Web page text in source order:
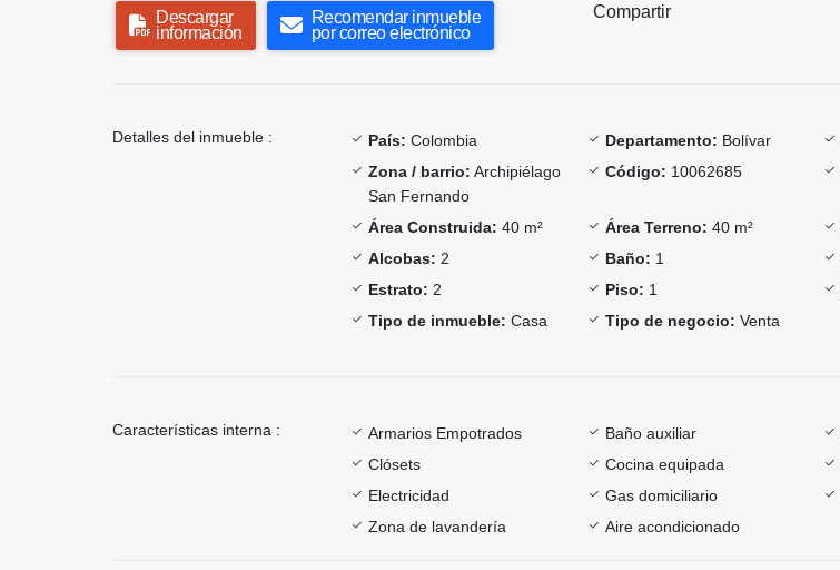
Descargar
información
Recomendar inmueble
por correo electrónico
Compartir
Detalles del inmueble : País: Colombia Departamento: Bolívar
Zona / barrio: Archipiélago
San Fernando
Código: 10062685
Área Construida: 40 m² Área Terreno: 40 m²
Alcobas: 2 Baño: 1
Estrato: 2 Piso: 1
Tipo de inmueble: Casa Tipo de negocio: Venta
Características interna : Armarios Empotrados Baño auxiliar
Clósets
Cocina equipada
Electricidad
Gas domiciliario
Zona de lavandería
Aire acondicionado